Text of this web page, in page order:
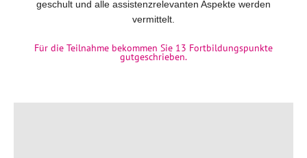
geschult und alle assistenzrelevanten Aspekte werden
vermittelt.
Für die Teilnahme bekommen Sie 13 Fortbildungspunkte
gutgeschrieben.